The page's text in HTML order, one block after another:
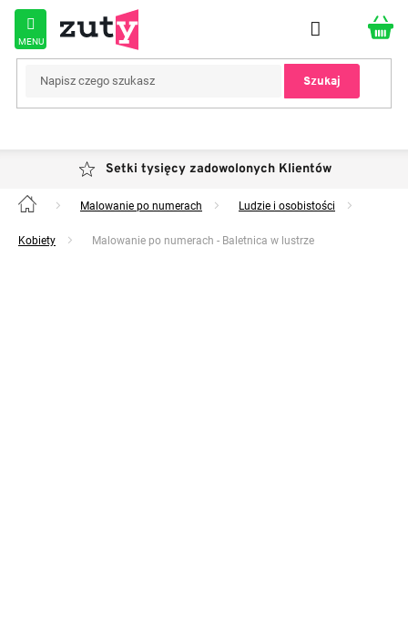
Przejść
treści
Szukaj
Setki tysięcy zadowolonych Klientów
Home Malowanie po numerach Ludzie i osobistości
Kobiety Malowanie po numerach - Baletnica w lustrze